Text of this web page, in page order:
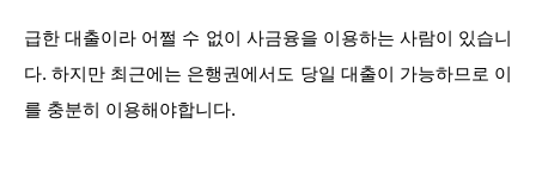
급한 대출이라 어쩔 수 없이 사금융을 이용하는 사람이 있습니
다. 하지만 최근에는 은행권에서도 당일 대출이 가능하므로 이
를 충분히 이용해야합니다.